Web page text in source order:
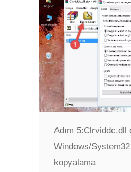
Adım 5:Clrviddc.dll
Windows/
kopyalama